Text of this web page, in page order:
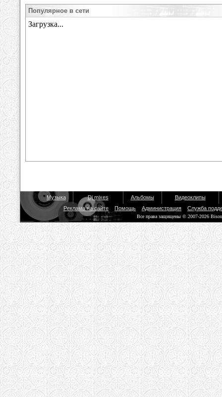
Популярное в сети
Музыка Dj mixes Альбомы
Видеоклипы
Реклама на сайте
Помощь Администрация Служба
Все права защищены © 2007-2026